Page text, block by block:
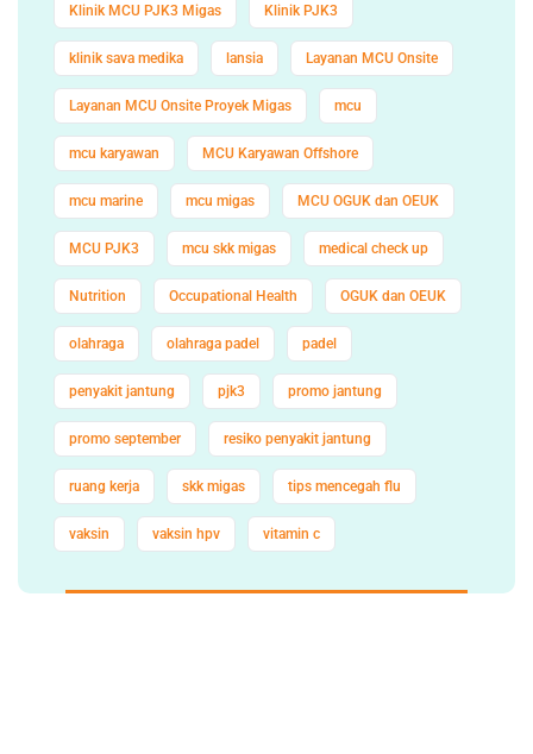
Klinik MCU PJK3 Migas Klinik PJK3
klinik sava medika lansia Layanan MCU Onsite
Layanan MCU Onsite Proyek Migas mcu
mcu karyawan MCU Karyawan Offshore
mcu marine mcu migas MCU OGUK dan OEUK
MCU PJK3 mcu skk migas medical check up
Nutrition Occupational Health OGUK dan OEUK
olahraga olahraga padel padel
penyakit jantung pjk3 promo jantung
promo september resiko penyakit jantung
ruang kerja skk migas tips mencegah flu
vaksin vaksin hpv vitamin c